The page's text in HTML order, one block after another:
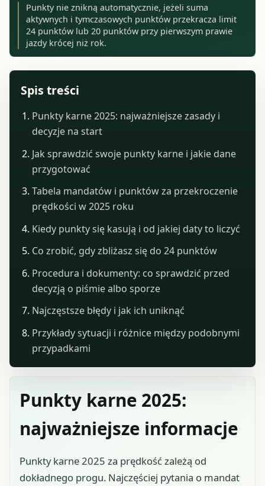
Punkty nie znikną automatycznie, jeżeli suma
aktywnych i tymczasowych punktów przekracza limit
24 punktów lub 20 punktów przy pierwszym prawie
jazdy krócej niż rok.
Punkty karne 2025:
najważniejsze informacje
Punkty karne 2025 za prędkość zależą od
dokładnego progu. Najczęściej pytania o mandat
Spis treści
Punkty karne 2025: najważniejsze zasady i
decyzje na start
Jak sprawdzić swoje punkty karne i jakie dane
przygotować
Tabela mandatów i punktów za przekroczenie
prędkości w 2025 roku
Kiedy punkty się kasują i od jakiej daty to liczyć
Co zrobić, gdy zbliżasz się do 24 punktów
Procedura i dokumenty: co sprawdzić przed
decyzją o piśmie albo sporze
Najczęstsze błędy i jak ich uniknąć
Przykłady sytuacji i różnice między podobnymi
przypadkami